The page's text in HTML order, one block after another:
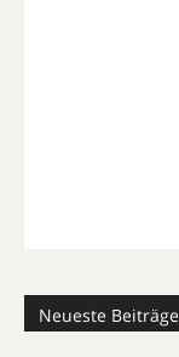
Neueste Beiträge